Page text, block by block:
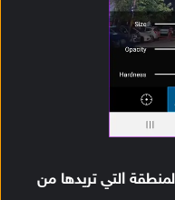
التي تريدها من